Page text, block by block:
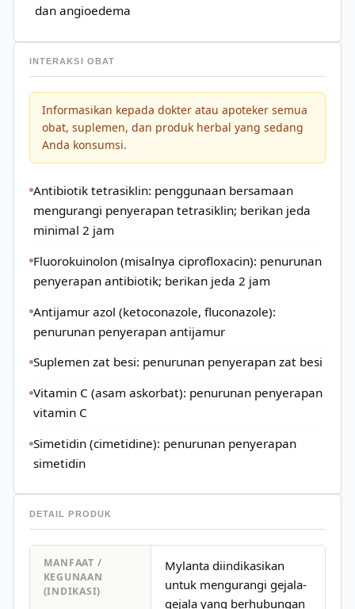
dan angioedema
INTERAKSI OBAT
Informasikan kepada dokter atau apoteker semua
obat, suplemen, dan produk herbal yang sedang
Anda konsumsi.
Antibiotik tetrasiklin: penggunaan bersamaan
mengurangi penyerapan tetrasiklin; berikan jeda
minimal 2 jam
Fluorokuinolon (misalnya ciprofloxacin): penurunan
penyerapan antibiotik; berikan jeda 2 jam
Antijamur azol (ketoconazole, fluconazole):
penurunan penyerapan antijamur
Suplemen zat besi: penurunan penyerapan zat besi
Vitamin C (asam askorbat): penurunan penyerapan
vitamin C
Simetidin (cimetidine): penurunan penyerapan
simetidin
DETAIL PRODUK
MANFAAT /
KEGUNAAN
(INDIKASI)
Mylanta diindikasikan
untuk mengurangi gejala-
gejala yang berhubungan